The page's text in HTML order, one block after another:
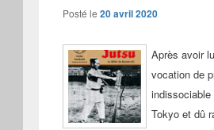
Posté le 20 avril 2020
Après avoir
vocation de
indissociable
Tokyo et dû